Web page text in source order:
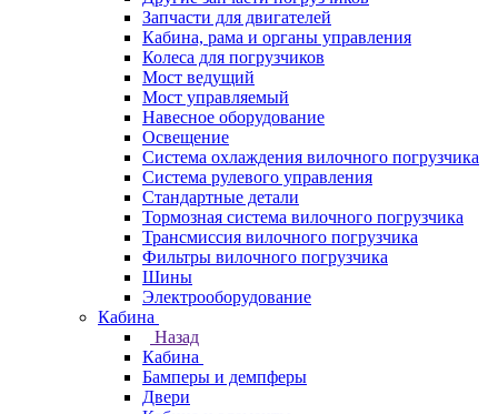
Запчасти для двигателей
Кабина, рама и органы управления
Колеса для погрузчиков
Мост ведущий
Мост управляемый
Навесное оборудование
Освещение
Система охлаждения вилочного погрузчика
Система рулевого управления
Стандартные детали
Тормозная система вилочного погрузчика
Трансмиссия вилочного погрузчика
Фильтры вилочного погрузчика
Шины
Электрооборудование
Кабина
Назад
Кабина
Бамперы и демпферы
Двери